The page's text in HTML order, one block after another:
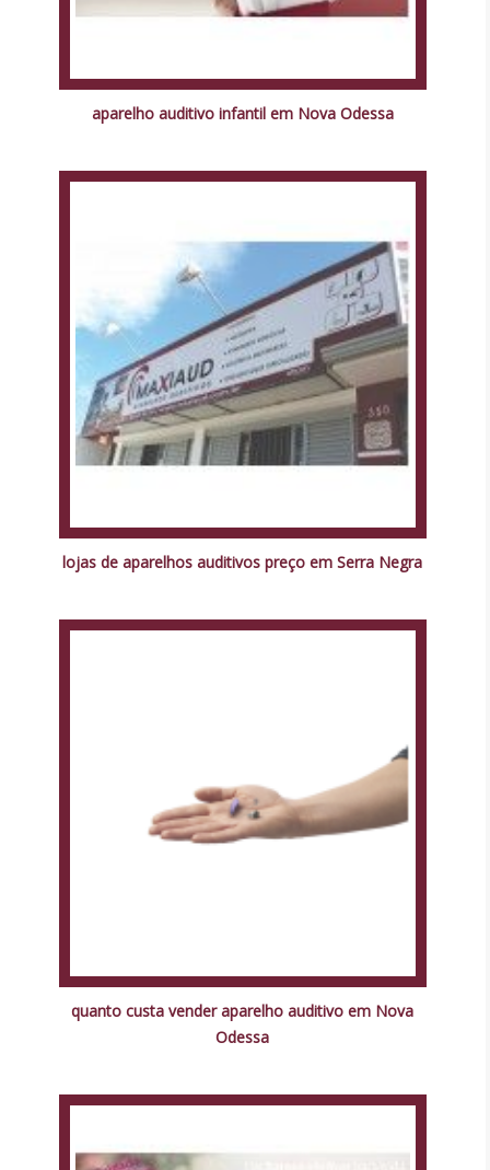
aparelho auditivo infantil em Nova Odessa
lojas de aparelhos auditivos preço em Serra Negra
quanto custa vender aparelho auditivo em Nova
Odessa